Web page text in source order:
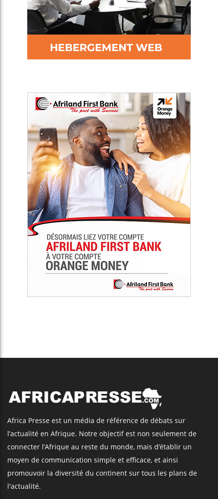
Africa Presse est un média de référence de débats sur
l’actualité en Afrique. Notre objectif est non seulement de
connecter l’Afrique au reste du monde, mais d’établir un
moyen de communication simple et efficace, et ainsi
promouvoir la diversité du continent sur tous les plans de
l'actualité.